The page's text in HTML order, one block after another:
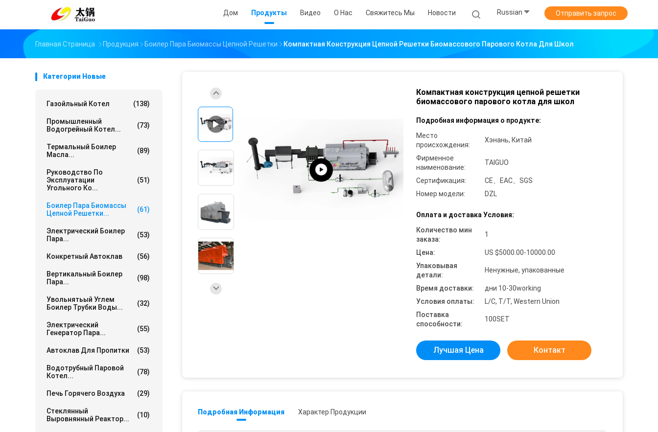
Дом Продукты Видео О Нас Свяжитесь Мы Новости Russian Отправить запрос
Главная Страница Продукция Боилер Пара Биомассы Цепной Решетки Компактная Конструкция Цепной Решетки Биомассового Парового Котла Для Школ
Категории Новые
Газойльный Котел (138)
Промышленный
Водогрейный Котел...
(73)
Термальный Боилер
Масла...
(89)
Руководство По
Эксплуатации
Угольного Ко...
(51)
Боилер Пара Биомассы
Цепной Решетки...
(61)
Электрический Боилер
Пара...
(53)
Конкретный Автоклав (56)
Вертикальный Боилер
Пара...
(98)
Увольнятьый Углем
Боилер Трубки Воды...
(32)
Электрический
Генератор Пара...
(55)
Автоклав Для Пропитки (53)
Водотрубный Паровой
Котел...
(78)
Печь Горячего Воздуха (29)
Стеклянный
Выровнянный Реактор...
(10)
Компактная конструкция цепной решетки
биомассового парового котла для школ
Подробная информация о продукте:
Место
происхождения:
Хэнань, Китай
Фирменное
наименование:
TAIGUO
Сертификация:
CE、EAC、SGS
Номер модели:
DZL
Оплата и доставка Условия:
Количество мин
заказа:
1
Цена:
US $5000.00-10000.00
Упаковывая
детали:
Ненужные, упакованные
Время доставки:
дни 10-30working
Условия оплаты:
L/C, T/T, Western Union
Поставка
способности:
100SET
Лучшая Цена Контакт
Подробная Информация Характер Продукции